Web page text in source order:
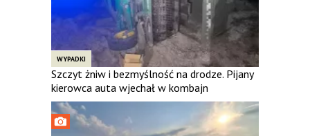
WYPADKI
Szczyt żniw i bezmyślność na drodze. Pijany
kierowca auta wjechał w kombajn